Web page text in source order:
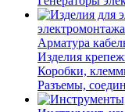
электромонтажа
Арматура
Изделия
Коробки,
Разъемы,